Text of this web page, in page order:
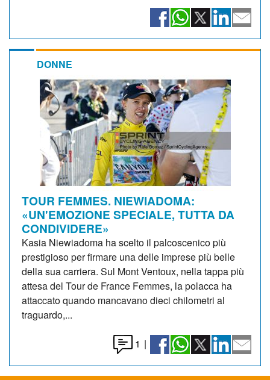
DONNE
TOUR FEMMES. NIEWIADOMA:
«UN'EMOZIONE SPECIALE, TUTTA DA
CONDIVIDERE»
Kasia Niewiadoma ha scelto il palcoscenico più
prestigioso per firmare una delle imprese più belle
della sua carriera. Sul Mont Ventoux, nella tappa più
attesa del Tour de France Femmes, la polacca ha
attaccato quando mancavano dieci chilometri al
traguardo,...
1 |